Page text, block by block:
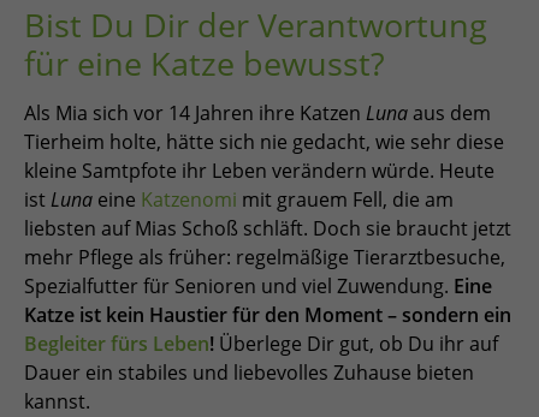
Bist Du Dir der Verantwortung
für eine Katze bewusst?
Als Mia sich vor 14 Jahren ihre Katzen Lunaaus dem
Tierheim holte, hätte sich nie gedacht, wie sehr diese
kleine Samtpfote ihr Leben verändern würde. Heute
istLuna eine Katzenomi mit grauem Fell, die am
liebsten auf Mias Schoß schläft. Doch sie braucht jetzt
mehr Pflege als früher: regelmäßige Tierarztbesuche,
Spezialfutter für Senioren und viel Zuwendung. Eine
Katze ist kein Haustier für den Moment – sondern ein
Begleiter fürs Leben! Überlege Dir gut, ob Du ihr auf
Dauer ein stabiles und liebevolles Zuhause bieten
kannst.